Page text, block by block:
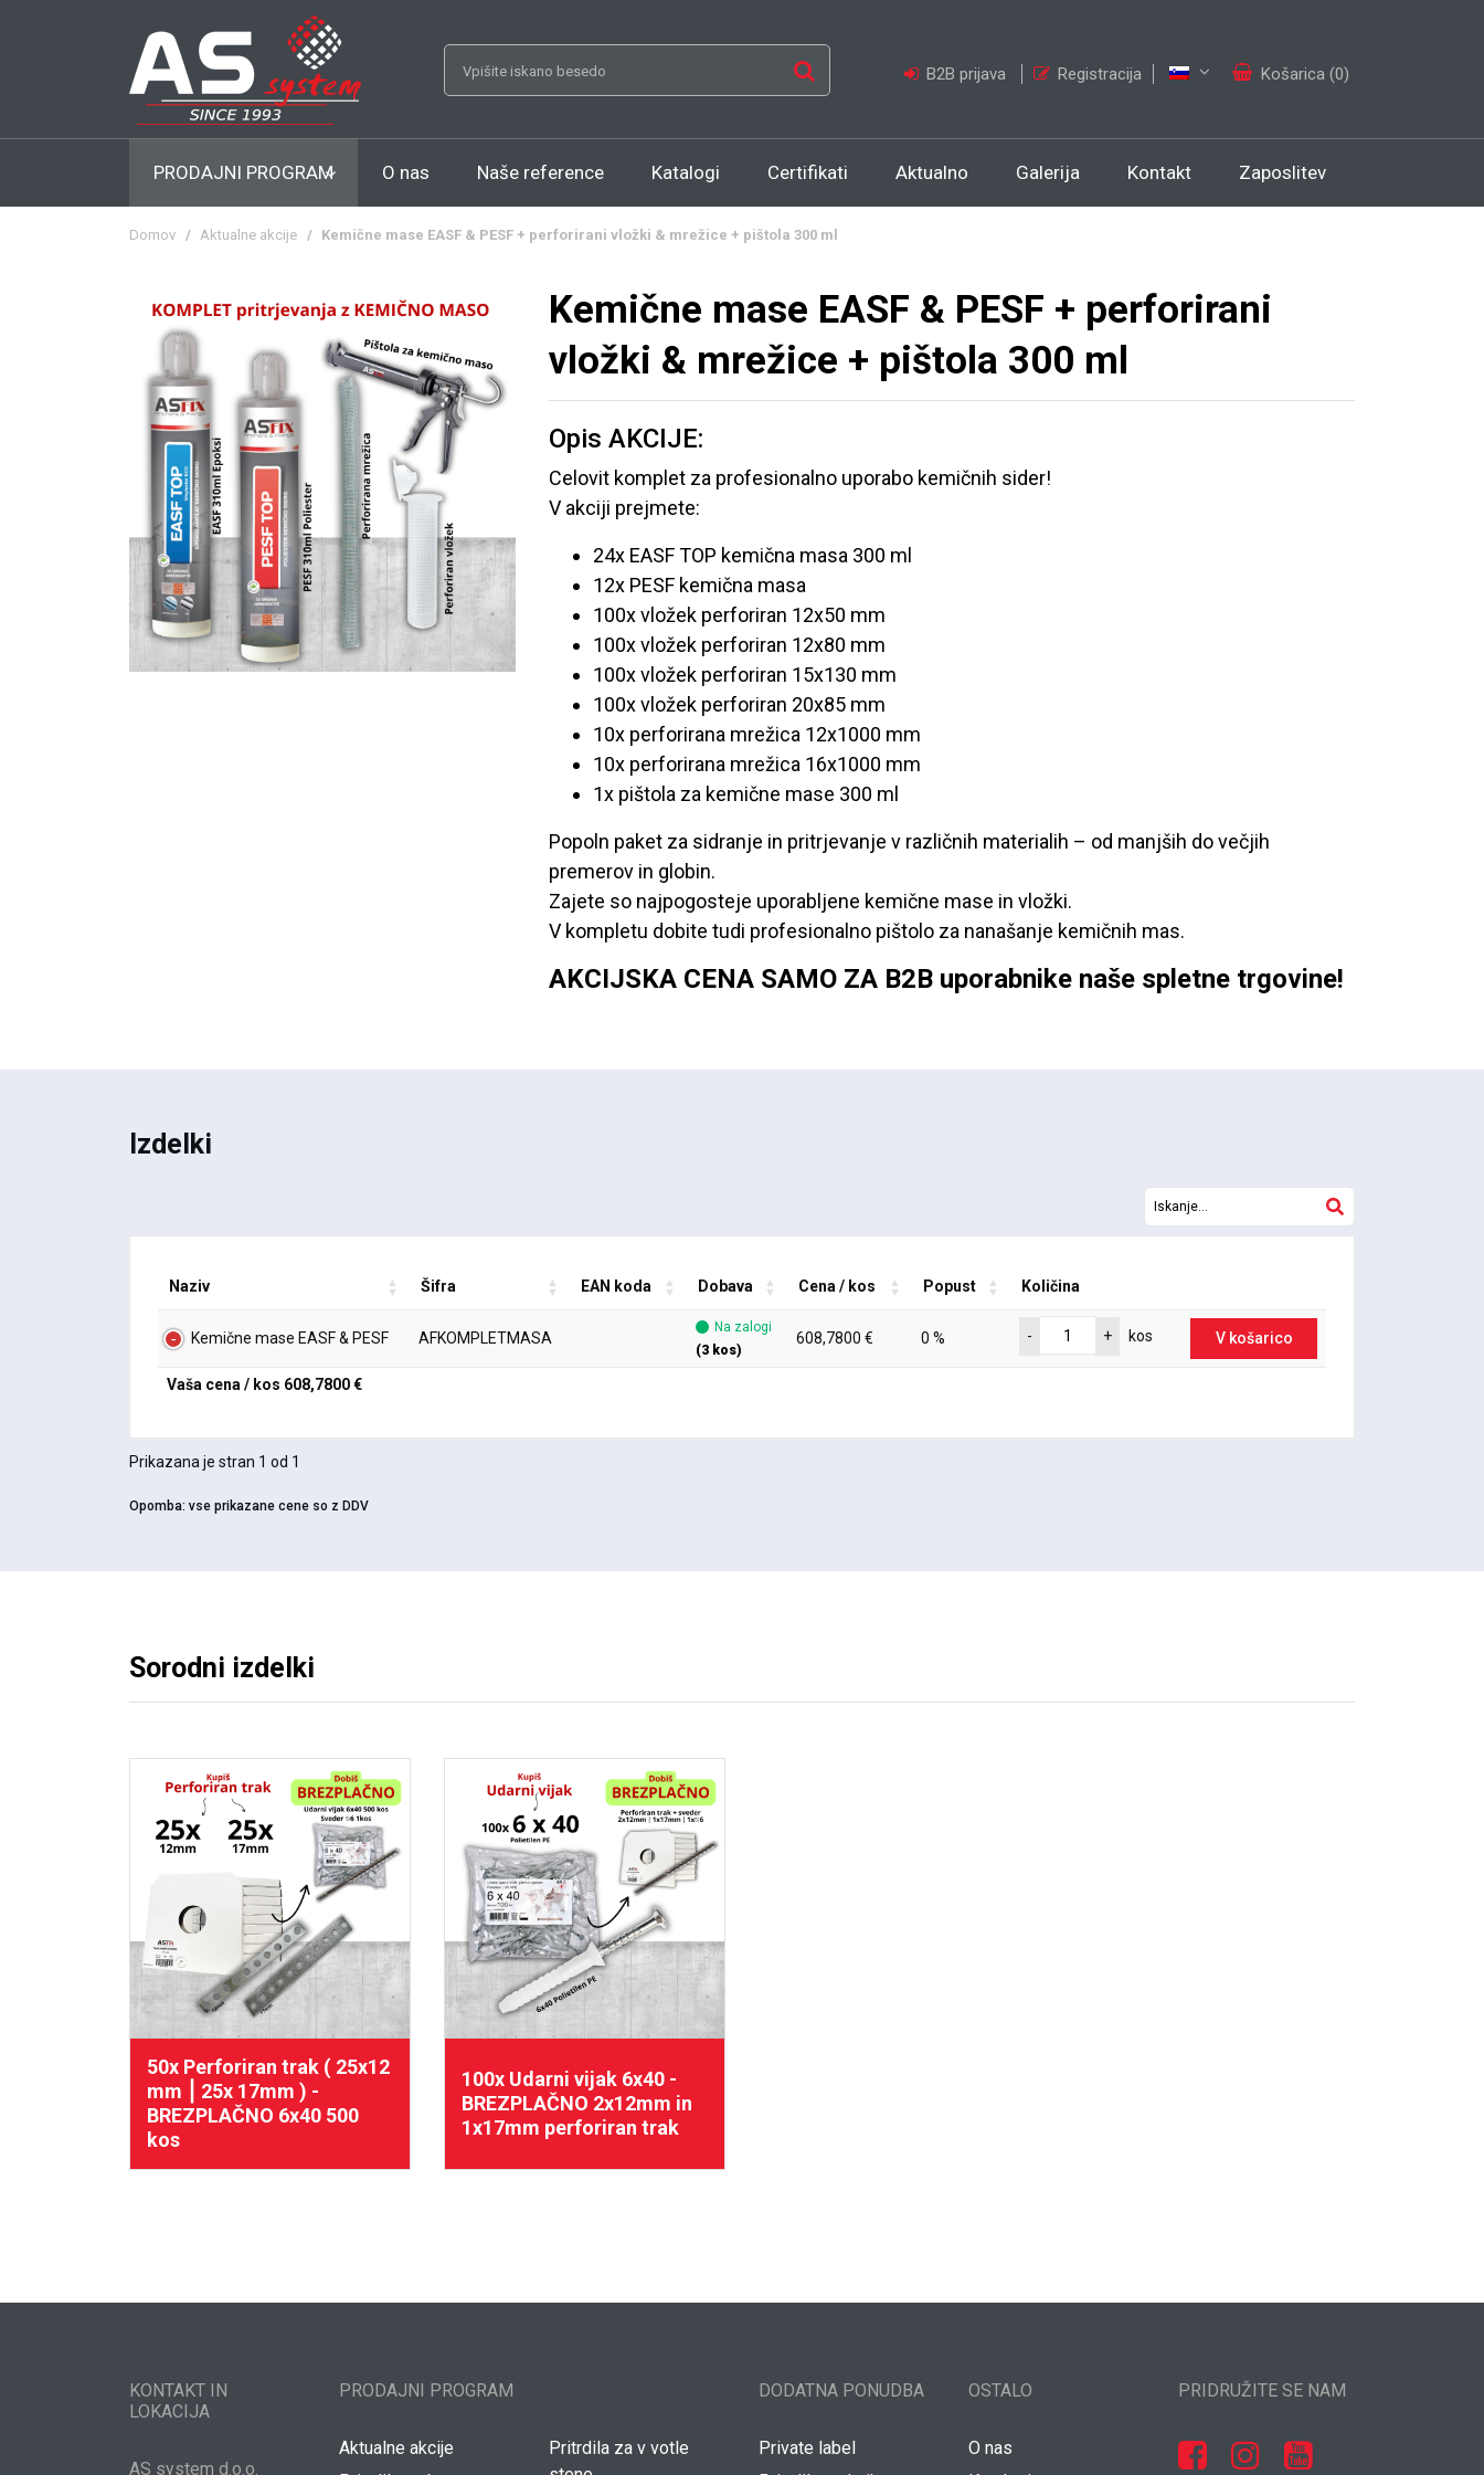
Košarica (0)
B2B prijava Registracija
PRODAJNI PROGRAM O nas Naše reference Katalogi Certifikati Aktualno Galerija Kontakt Zaposlitev
Domov / Aktualne akcije / Kemične mase EASF & PESF + perforirani vložki & mrežice + pištola 300 ml
Kemične mase EASF & PESF + perforirani
vložki & mrežice + pištola 300 ml
Opis AKCIJE:
Celovit komplet za profesionalno uporabo kemičnih sider!
V akciji prejmete:
24x EASF TOP kemična masa 300 ml
12x PESF kemična masa
100x vložek perforiran 12x50 mm
100x vložek perforiran 12x80 mm
100x vložek perforiran 15x130 mm
100x vložek perforiran 20x85 mm
10x perforirana mrežica 12x1000 mm
10x perforirana mrežica 16x1000 mm
1x pištola za kemične mase 300 ml
Popoln paket za sidranje in pritrjevanje v različnih materialih – od manjših do večjih
premerov in globin.
Zajete so najpogosteje uporabljene kemične mase in vložki.
V kompletu dobite tudi profesionalno pištolo za nanašanje kemičnih mas.
AKCIJSKA CENA SAMO ZA B2B uporabnike naše spletne trgovine!
Izdelki
Naziv Šifra EAN koda Dobava Cena / kos Popust Količina
Kemične mase EASF & PESF AFKOMPLETMASA
Na zalogi
(3 kos)
608,7800 € 0 % - + kos V košarico
Vaša cena / kos 608,7800 €
Prikazana je stran 1 od 1
Opomba: vse prikazane cene so z DDV
Sorodni izdelki
50x Perforiran trak ( 25x12
mm ⎮ 25x 17mm ) -
BREZPLAČNO 6x40 500
kos
100x Udarni vijak 6x40 -
BREZPLAČNO 2x12mm in
1x17mm perforiran trak
KONTAKT IN
LOKACIJA
AS system d.o.o.
PRODAJNI PROGRAM
Aktualne akcije
Pritrdila za v votle
DODATNA PONUDBA
Private label
OSTALO
O nas
PRIDRUŽITE SE NAM